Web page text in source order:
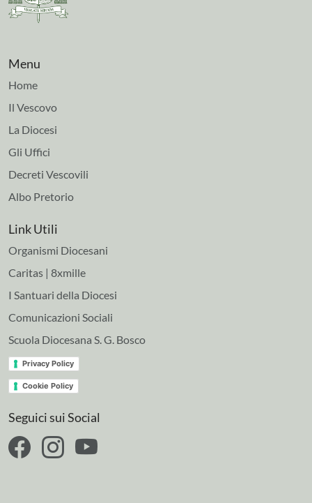
Menu
Home
Il Vescovo
La Diocesi
Gli Uffici
Decreti Vescovili
Albo Pretorio
Link Utili
Organismi Diocesani
Caritas | 8xmille
I Santuari della Diocesi
Comunicazioni Sociali
Scuola Diocesana S. G. Bosco
Privacy Policy
Cookie Policy
Seguici sui Social